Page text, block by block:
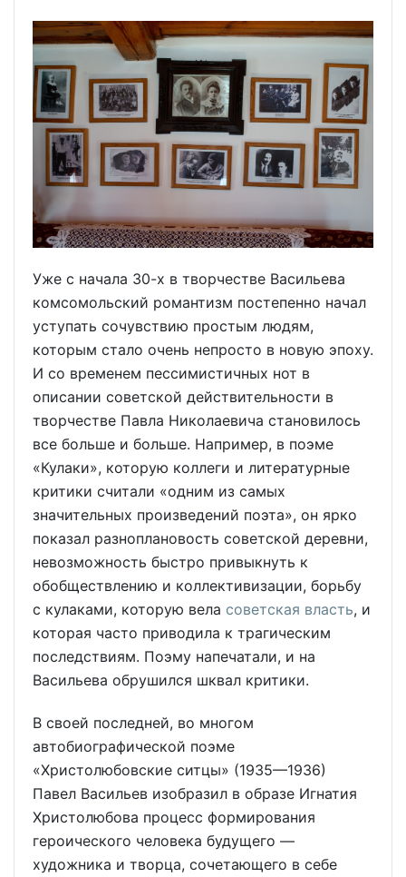
Уже с начала 30-х в творчестве Васильева
комсомольский романтизм постепенно начал
уступать сочувствию простым людям,
которым стало очень непросто в новую эпоху.
И со временем пессимистичных нот в
описании советской действительности в
творчестве Павла Николаевича становилось
все больше и больше. Например, в поэме
«Кулаки», которую коллеги и литературные
критики считали «одним из самых
значительных произведений поэта», он ярко
показал разноплановость советской деревни,
невозможность быстро привыкнуть к
обобществлению и коллективизации, борьбу
с кулаками, которую вела советская власть, и
которая часто приводила к трагическим
последствиям. Поэму напечатали, и на
Васильева обрушился шквал критики.
В своей последней, во многом
автобиографической поэме
«Христолюбовские ситцы» (1935—1936)
Павел Васильев изобразил в образе Игнатия
Христолюбова процесс формирования
героического человека будущего —
художника и творца, сочетающего в себе